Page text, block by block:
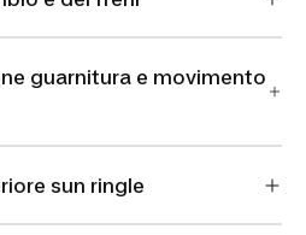
guarnitura e movimento
sun ringle